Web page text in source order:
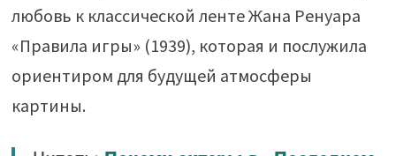
любовь к классической ленте Жана Ренуара
«Правила игры» (1939), которая и послужила
ориентиром для будущей атмосферы
картины.